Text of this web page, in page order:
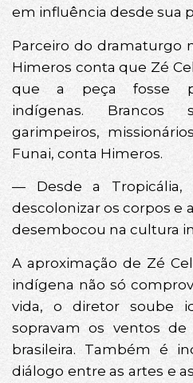
em influência desde sua
Parceiro do dramaturgo
Himeros conta que Zé
que a peça fosse
indígenas. Brancos
garimpeiros,
Funai, conta Himeros.
— Desde a Tropicália,
descolonizar os corpos e
desembocou na cultura
A aproximação de Zé
indígena não só
vida, o diretor soube
sopravam os ventos
brasileira. Também é
diálogo entre as artes e